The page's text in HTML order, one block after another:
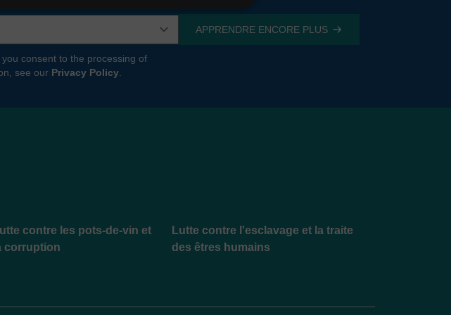
consent to the processing of
see our Privacy Policy
contre les pots-de-vin et
corruption
Lutte contre l'esclavage et la traite
des êtres humains